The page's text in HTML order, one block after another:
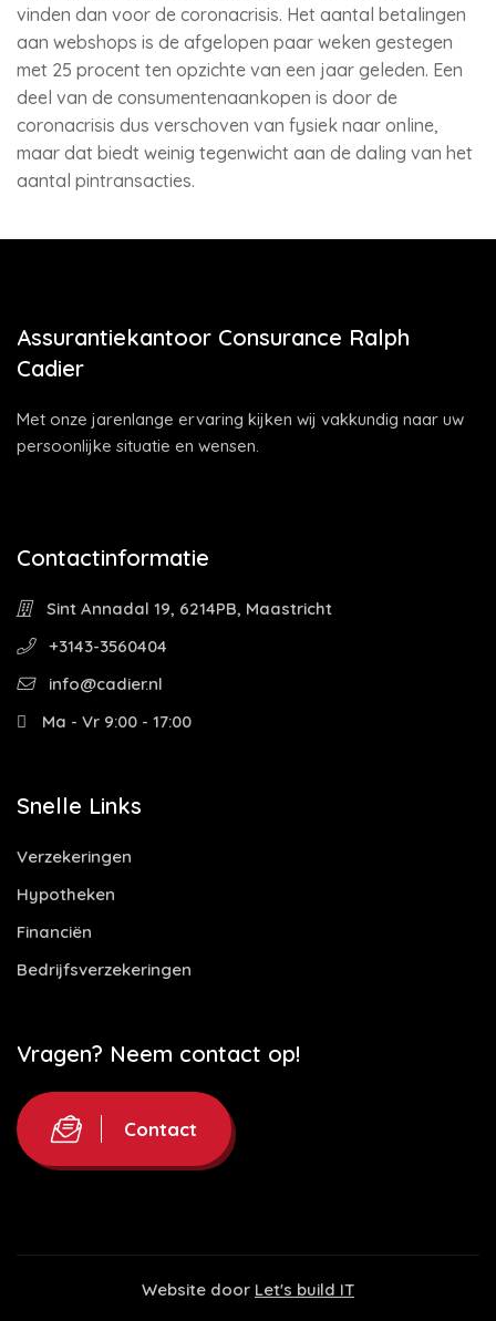
vinden dan voor de coronacrisis. Het aantal betalingen
aan webshops is de afgelopen paar weken gestegen
met 25 procent ten opzichte van een jaar geleden. Een
deel van de consumentenaankopen is door de
coronacrisis dus verschoven van fysiek naar online,
maar dat biedt weinig tegenwicht aan de daling van het
aantal pintransacties.
Assurantiekantoor Consurance Ralph
Cadier
Met onze jarenlange ervaring kijken wij vakkundig naar uw
persoonlijke situatie en wensen.
Contactinformatie
Sint Annadal 19, 6214PB, Maastricht
+3143-3560404
info@cadier.nl
Ma - Vr 9:00 - 17:00
Snelle Links
Verzekeringen
Hypotheken
Financiën
Bedrijfsverzekeringen
Vragen? Neem contact op!
Contact
Website door Let's build IT